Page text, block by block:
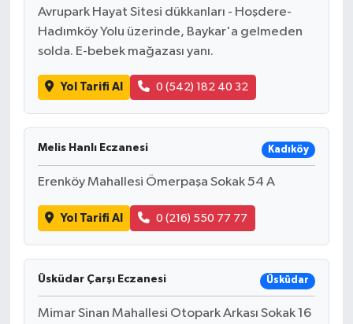
Avrupark Hayat Sitesi dükkanları - Hoşdere-
Hadımköy Yolu üzerinde, Baykar'a gelmeden
solda. E-bebek mağazası yanı.
Yol Tarifi Al 0 (542) 182 40 32
Melis Hanlı Eczanesi Kadıköy
Erenköy Mahallesi Ömerpaşa Sokak 54 A
Yol Tarifi Al 0 (216) 550 77 77
Üsküdar Çarşı Eczanesi Üsküdar
Mimar Sinan Mahallesi Otopark Arkası Sokak 16